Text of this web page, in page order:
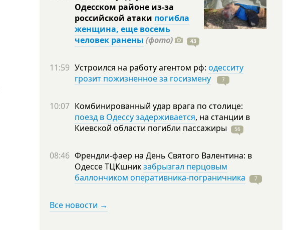
Одесском районе из-за
российской атаки погибла
женщина, еще восемь
человек ранены (фото) 43
11:59 Устроился на работу агентом рф: одесситу
грозит пожизненное за госизмену
7
10:07 Комбинированный удар врага по столице:
поезд в Одессу задерживается, на станции в
Киевской области погибли пассажиры 56
08:46 Френдли-фаер на День Святого Валентина: в
Одессе ТЦКшникзабрызгал перцовым
баллончиком оперативника-пограничника
7
Все новости →